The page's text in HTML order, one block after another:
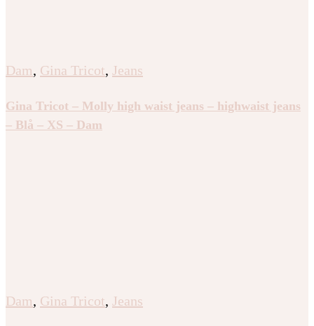
Dam, Gina Tricot, Jeans
Gina Tricot – Molly high waist jeans – highwaist jeans
– Blå – XS – Dam
Dam, Gina Tricot, Jeans